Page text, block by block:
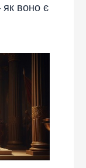
воно є